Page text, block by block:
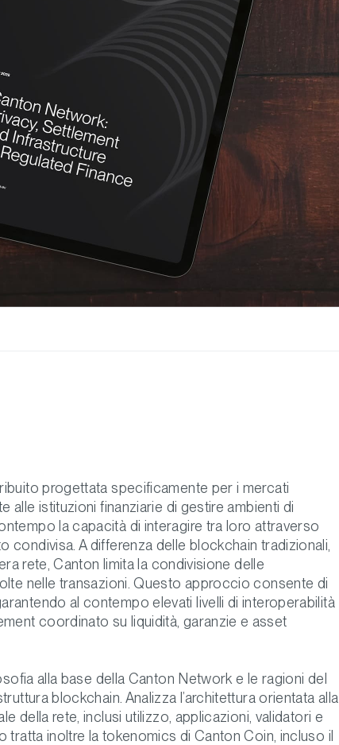
progettata specificamente per i mercati
alle istituzioni finanziarie di gestire ambienti di
la capacità di interagire tra loro attraverso
condivisa. A differenza delle blockchain tradizionali,
rete, Canton limita la condivisione delle
nelle transazioni. Questo approccio consente di
al contempo elevati livelli di interoperabilità
coordinato su liquidità, garanzie e asset
alla base della Canton Network e le ragioni del
blockchain. Analizza l’architettura orientata alla
della rete, inclusi utilizzo, applicazioni, validatori e
tratta inoltre la tokenomics di Canton Coin, incluso il